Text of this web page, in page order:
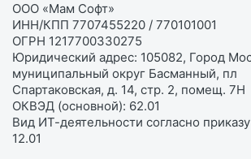
ООО «Мам Софт»
ИНН/КПП 7707455220 / 770101001
ОГРН 1217700330275
Юридический адрес: 105082, Город
муниципальный округ Басманный, пл
Спартаковская, д. 14, стр. 2, помещ. 7Н
ОКВЭД (основной): 62.01
Вид ИТ-деятельности согласно
12.01